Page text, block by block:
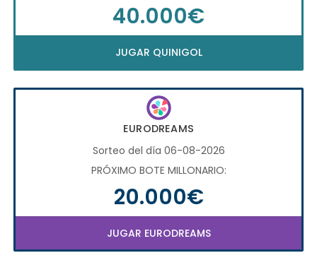
40.000€
JUGAR QUINIGOL
EURODREAMS
Sorteo del día 06-08-2026
PRÓXIMO BOTE MILLONARIO:
20.000€
JUGAR EURODREAMS